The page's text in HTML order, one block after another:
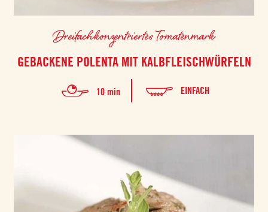
Dreifachkonzentriertes Tomatenmark
GEBACKENE POLENTA MIT KALBFLEISCHWÜRFELN
10 min EINFACH